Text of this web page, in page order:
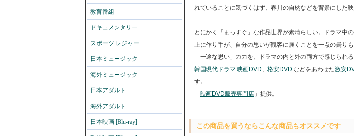
教育番組
ドキュメンタリー
スポーツ レジャー
日本ミュージック
海外ミュージック
日本アダルト
海外アダルト
日本映画 [Blu-ray]
れていることに気づくはず。春川の自然などを背景にした
とにかく「まっすぐ」な作品世界が素晴らしい。ドラマ中
上に作り手が、自分の思いが観客に届くことを一点の曇り
「一途な思い」の力を、ドラマの内と外の両方で感じられる
韓国現代ドラマ 映画DVD、 格安DVD などをあわせた激安
す。
「 映画DVD販売専門店 」提供。
この商品を買うならこんな商品もオススメです